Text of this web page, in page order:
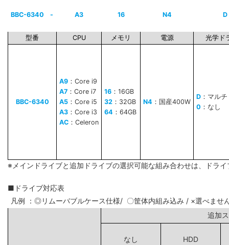
BBC-6340 - A3 16 N4 D
型番 CPU メモリ 電源 光学ド
BBC-6340
A9 ：Core i9
A7 ：Core i7
A5 ：Core i5
A3 ：Core i3
AC ：Celeron
16 ：16GB
32 ：32GB
64 ：64GB
N4 ：国産400W
D ：マル
0 ：なし
※メインドライブと追加ドライブの選択可能な組み合わせは、ドラ
■ドライブ対応表
凡例 ：◎リムーバブルケース仕様/ 〇筐体内組み込み / ×選べませ
追
なし
HDD